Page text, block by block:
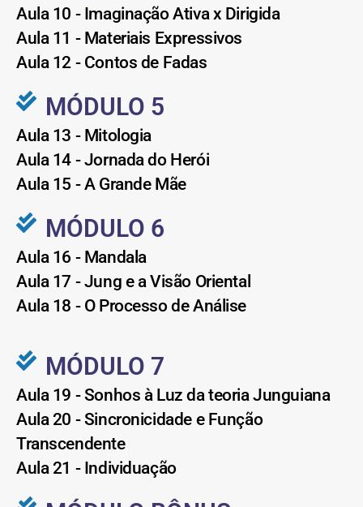
Aula 10 - Imaginação Ativa x Dirigida
Aula 11 - Materiais Expressivos
Aula 12 - Contos de Fadas
MÓDULO 5
Aula 13 - Mitologia
Aula 14 - Jornada do Herói
Aula 15 - A Grande Mãe
MÓDULO 6
Aula 16 - Mandala
Aula 17 - Jung e a Visão Oriental
Aula 18 - O Processo de Análise
MÓDULO 7
Aula 19 - Sonhos à Luz da teoria Junguiana
Aula 20 - Sincronicidade e Função
Transcendente
Aula 21 - Individuação